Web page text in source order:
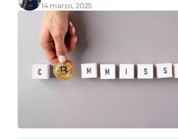
14 marzo, 2025